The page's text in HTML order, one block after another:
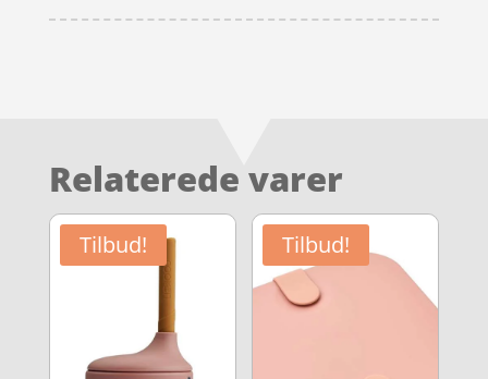
Relaterede varer
Tilbud! Tilbud!